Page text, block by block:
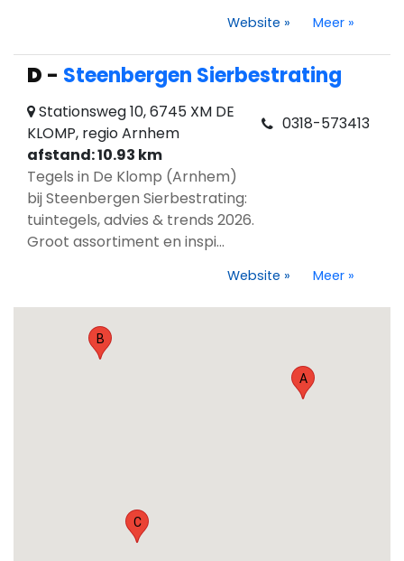
Website » Meer »
D - Steenbergen Sierbestrating
Stationsweg 10, 6745 XM DE
KLOMP, regio Arnhem
afstand: 10.93 km
Tegels in De Klomp (Arnhem)
bij Steenbergen Sierbestrating:
tuintegels, advies & trends 2026.
Groot assortiment en inspi...
0318-573413
Website » Meer »
A
B
C